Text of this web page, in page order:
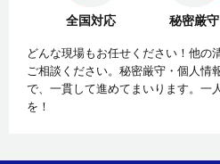
全国対応 秘密厳守
どんな現場もお任せください！他の
ご相談ください。秘密厳守・個人情
で、一貫して進めてまいります。一
を！